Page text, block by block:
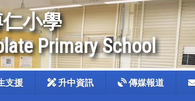
小學
Primary School
支援 升中資訊 傳媒報道